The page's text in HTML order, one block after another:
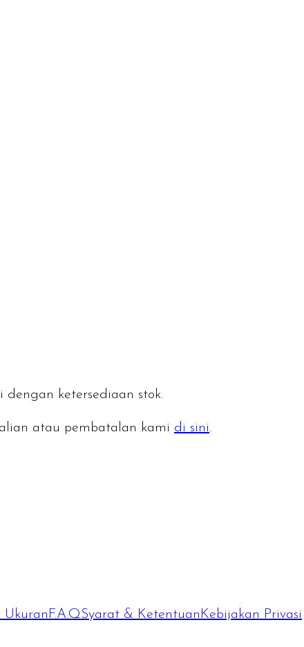
dengan ketersediaan stok.
atau pembatalan kami di sini.
Ukuran F.A.QSyarat & Ketentuan Kebijakan Privasi